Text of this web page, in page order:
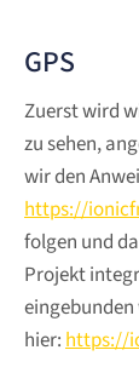
GPS
Zuerst wird
zu sehen,
wir den
https://
folgen und
Projekt
hier:https://